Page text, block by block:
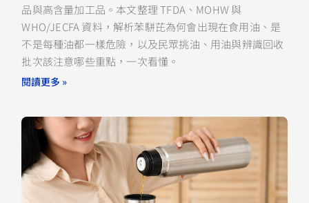
品與高含量加工品。本文整理 TFDA、MOHW 與
WHO/JECFA 資料，解析苯駢芘為何會出現在食用油、是
不是每種油都一樣危險，以及民眾挑油、用油與辨識回收
批次該注意哪些重點，一次看懂。
閱讀更多 »